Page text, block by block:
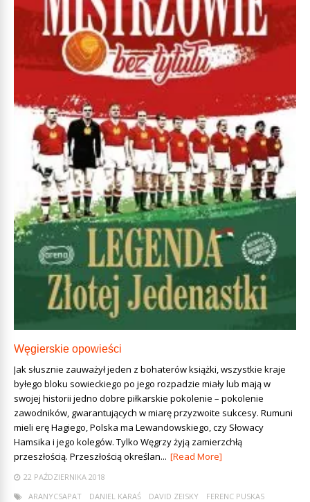
Węgierskie opowieści
Jak słusznie zauważył jeden z bohaterów książki, wszystkie kraje
byłego bloku sowieckiego po jego rozpadzie miały lub mają w
swojej historii jedno dobre piłkarskie pokolenie – pokolenie
zawodników, gwarantujących w miarę przyzwoite sukcesy. Rumuni
mieli erę Hagiego, Polska ma Lewandowskiego, czy Słowacy
Hamsika i jego kolegów. Tylko Węgrzy żyją zamierzchłą
przeszłością. Przeszłością określan... [Read More]
22 PAŹDZIERNIKA 2018
ARANYCSAPAT
DANIEL KARAŚ DAVID ZEISKY
FERENC PUSKAS